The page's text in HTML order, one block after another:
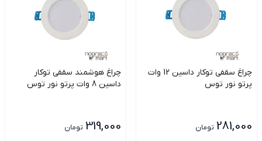
چراغ سقفی توکار داسین 12 وات
پرتو نور توس
281,000 تومان
چراغ هوشمند سقفی توکار
داسین 8 وات پرتو نور توس
319,000 تومان